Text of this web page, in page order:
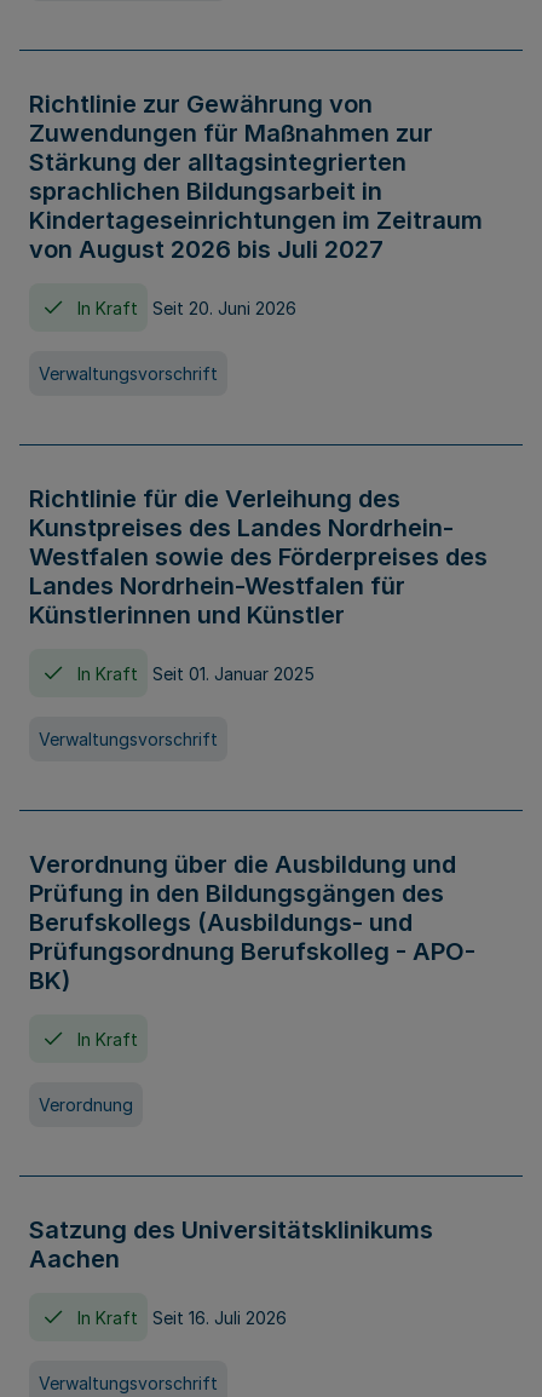
Richtlinie zur Gewährung von
Zuwendungen für Maßnahmen zur
Stärkung der alltagsintegrierten
sprachlichen Bildungsarbeit in
Kindertageseinrichtungen im Zeitraum
von August 2026 bis Juli 2027
In Kraft Seit 20. Juni 2026
Verwaltungsvorschrift
Richtlinie für die Verleihung des
Kunstpreises des Landes Nordrhein-
Westfalen sowie des Förderpreises des
Landes Nordrhein-Westfalen für
Künstlerinnen und Künstler
In Kraft Seit 01. Januar 2025
Verwaltungsvorschrift
Verordnung über die Ausbildung und
Prüfung in den Bildungsgängen des
Berufskollegs (Ausbildungs- und
Prüfungsordnung Berufskolleg - APO-
BK)
In Kraft
Verordnung
Satzung des Universitätsklinikums
Aachen
In Kraft Seit 16. Juli 2026
Verwaltungsvorschrift